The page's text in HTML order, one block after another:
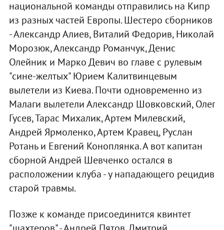
национальной команды отправились на Кипр
из разных частей Европы. Шестеро сборников
- Александр Алиев, Виталий Федорив, Николай
Морозюк, Александр Романчук, Денис
Олейник и Марко Девич во главе с рулевым
"сине-желтых" Юрием Калитвинцевым
вылетели из Киева. Почти одновременно из
Малаги вылетели Александр Шовковский, Олег
Гусев, Тарас Михалик, Артем Милевский,
Андрей Ярмоленко, Артем Кравец, Руслан
Ротань и Евгений Коноплянка. А вот капитан
сборной Андрей Шевченко остался в
расположении клуба - у нападающего рецидив
старой травмы.
Позже к команде присоединится квинтет